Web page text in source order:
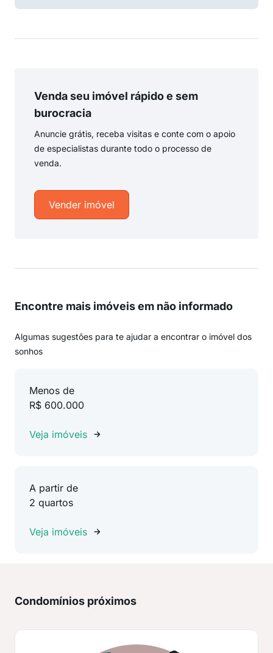
Venda seu imóvel rápido e sem
burocracia
Anuncie grátis, receba visitas e conte com o apoio
de especialistas durante todo o processo de
venda.
Vender imóvel
Encontre mais imóveis em não informado
Algumas sugestões para te ajudar a encontrar o imóvel dos
sonhos
Menos de
R$ 600.000
Veja imóveis
A partir de
2 quartos
Veja imóveis
Condomínios próximos